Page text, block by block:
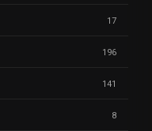
17
196
141
8